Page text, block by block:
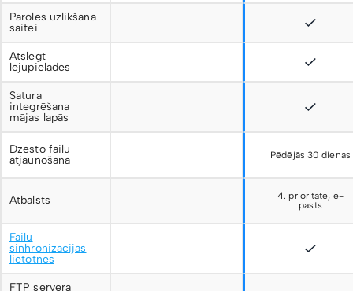
Paroles uzlikšana
saitei
Atslēgt
lejupielādes
Satura
integrēšana
mājas lapās
Dzēsto failu
atjaunošana
Pēdējās 30 dienas
Atbalsts
4. prioritāte, e-
pasts
Failu
sinhronizācijas
lietotnes
FTP servera